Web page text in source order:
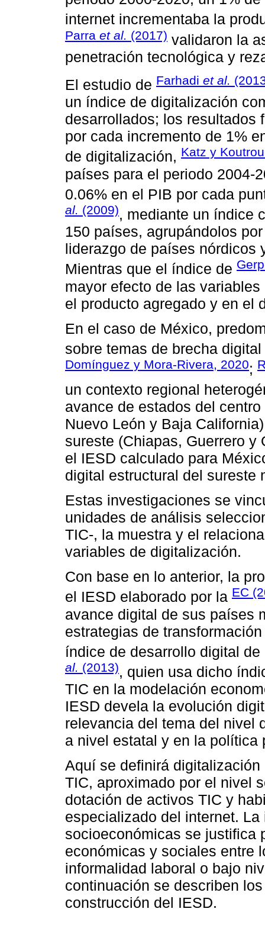
internet incrementaba la
Parra et al. (2017) validaron la
penetración tecnológica y
El estudio de Farhadi et al.
un índice de digitalización
desarrollados; los resultados
por cada incremento de 1%
de digitalización, Katz y
países para el periodo 2004-
0.06% en el PIB por cada
al. (2009), mediante un índice
150 países, agrupándolos
liderazgo de países nórdicos
Mientras que el índice de
mayor efecto de las
el producto agregado y en el
En el caso de México,
sobre temas de brecha digital
Domínguez y Mora-Rivera, 2020;
un contexto regional
avance de estados del
Nuevo León y Baja
sureste (Chiapas, Guerrero
el IESD calculado para
digital estructural del sureste
Estas investigaciones se
unidades de análisis
TIC-, la muestra y el
variables de digitalización.
Con base en lo anterior, la
el IESD elaborado por la EC
avance digital de sus países
estrategias de
índice de desarrollo digital
al. (2013), quien usa dicho
TIC en la modelación
IESD devela la evolución
relevancia del tema del nivel
a nivel estatal y en la política
Aquí se definirá
TIC, aproximado por el nivel
dotación de activos TIC y
especializado del internet.
socioeconómicas se justifica
económicas y sociales entre
informalidad laboral o bajo
continuación se describen
construcción del IESD.